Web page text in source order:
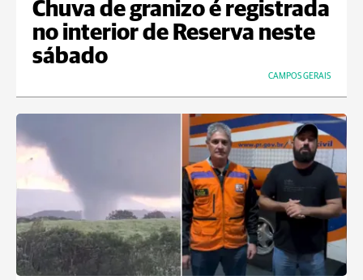
Chuva de granizo é registrada
no interior de Reserva neste
sábado
CAMPOS GERAIS